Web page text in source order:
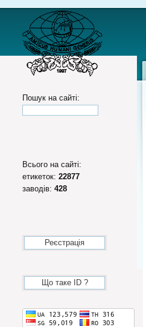
Пошук на сайті:
Всього на сайті:
етикеток: 22877
заводів: 428
Реєстрація
Що таке ID ?